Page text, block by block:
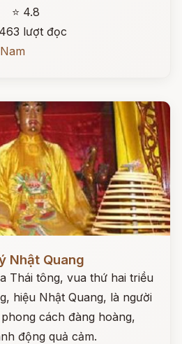
⭐ 4.8
lượt đọc
Nhật Quang
Thái tông, vua thứ hai triều
hiệu Nhật Quang, là người
cách đàng hoàng,
động quả cảm.